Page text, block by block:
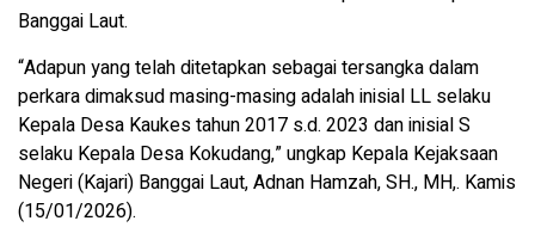
Banggai Laut.
“Adapun yang telah ditetapkan sebagai tersangka dalam
perkara dimaksud masing-masing adalah inisial LL selaku
Kepala Desa Kaukes tahun 2017 s.d. 2023 dan inisial S
selaku Kepala Desa Kokudang,” ungkap Kepala Kejaksaan
Negeri (Kajari) Banggai Laut, Adnan Hamzah, SH., MH,. Kamis
(15/01/2026).